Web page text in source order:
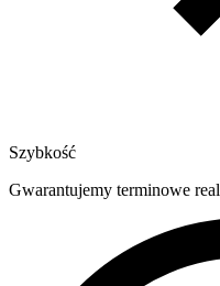
Szybkość
Gwarantujemy terminowe